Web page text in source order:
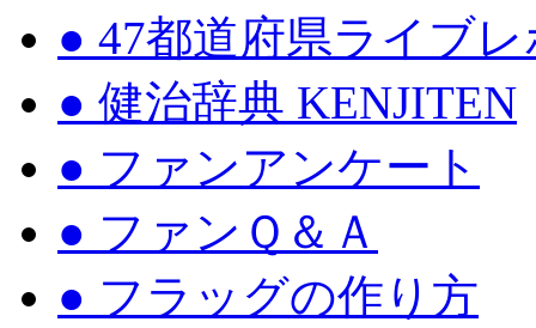
● 47都道府県ライブ
● 健治辞典 KENJITEN
● ファンアンケート
● ファンＱ＆Ａ
● フラッグの作り方